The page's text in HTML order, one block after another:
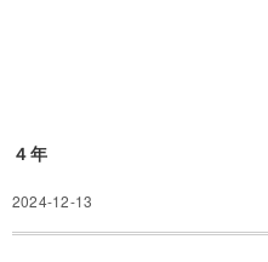
４年
2024-12-13